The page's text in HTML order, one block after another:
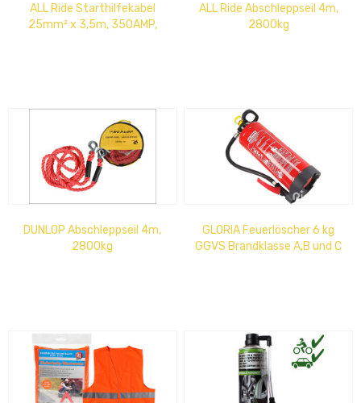
ALL Ride Starthilfekabel
25mm² x 3,5m, 350AMP,
ALL Ride Abschleppseil 4m,
2800kg
DUNLOP Abschleppseil 4m,
2800kg
GLORIA Feuerlöscher 6 kg
GGVS Brandklasse A,B und C